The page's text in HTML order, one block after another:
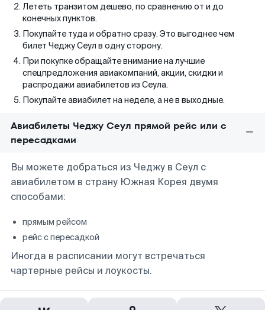
Лететь транзитом дешево, по сравнению от и до
конечных пунктов.
Покупайте туда и обратно сразу. Это выгоднее чем
билет Чеджу Сеул в одну сторону.
При покупке обращайте внимание на лучшие
спецпредложения авиакомпаний, акции, скидки и
распродажи авиабилетов из Сеула.
Покупайте авиабилет на неделе, а не в выходные.
Авиабилеты Чеджу Сеул прямой рейс или с
пересадками
Вы можете добраться из Чеджу в Сеул с
авиабилетом в страну Южная Корея двумя
способами:
прямым рейсом
рейс с пересадкой
Иногда в расписании могут встречаться
чартерные рейсы и лоукосты.